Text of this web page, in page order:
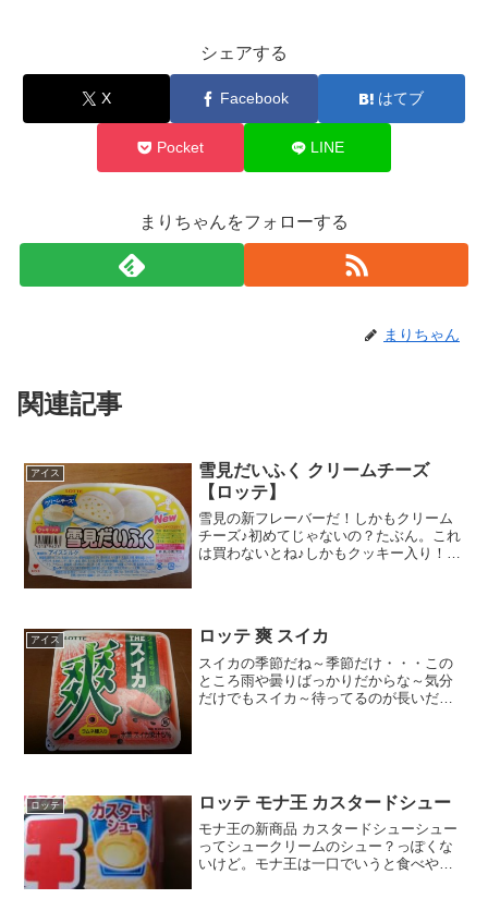
シェアする
X Facebook はてブ
Pocket LINE
まりちゃんをフォローする
まりちゃん
関連記事
アイス
雪見だいふく クリームチーズ
【ロッテ】
雪見の新フレーバーだ！しかもクリーム
チーズ♪初めてじゃないの？たぶん。これ
は買わないとね♪しかもクッキー入り！！
けたら、裏にメ...
アイス ロッテ 爽 スイカ
スイカの季節だね～季節だけ・・・この
ところ雨や曇りばっかりだからな～気分
だけでもスイカ～待ってるのが長いだ
ロッテ ロッテ モナ王 カスタードシュー
モナ王の新商品 カスタードシューシュー
ってシュークリームのシュー？っぽくな
いけど。モナ王は一口でいうと食べやす